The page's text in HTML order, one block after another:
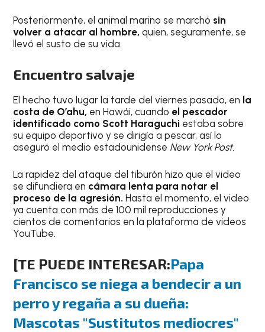
Posteriormente, el animal marino se marchó sin
volver a atacar al hombre,quien, seguramente, se
llevó el susto de su vida.
Encuentro salvaje
El hecho tuvo lugar la tarde del viernes pasado, en la
costa de O’ahu, en Hawái, cuando el pescador
identificado como Scott Haraguchi estaba sobre
su equipo deportivo y se dirigía a pescar, así lo
aseguró el medio estadounidense New York Post.
La rapidez del ataque del tiburón hizo que el video
se difundiera en cámara lenta para notar el
proceso de la agresión.Hasta el momento, el video
ya cuenta con más de 100 mil reproducciones y
cientos de comentarios en la plataforma de videos
YouTube.
[TE PUEDE INTERESAR:Papa
Francisco se niega a bendecir a un
perro y regaña a su dueña:
Mascotas "Sustitutos mediocres"